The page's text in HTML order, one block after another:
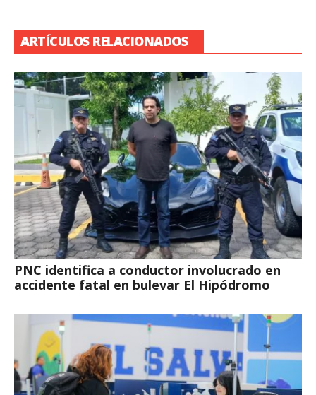
ARTÍCULOS RELACIONADOS
PNC identifica a conductor involucrado en
accidente fatal en bulevar El Hipódromo